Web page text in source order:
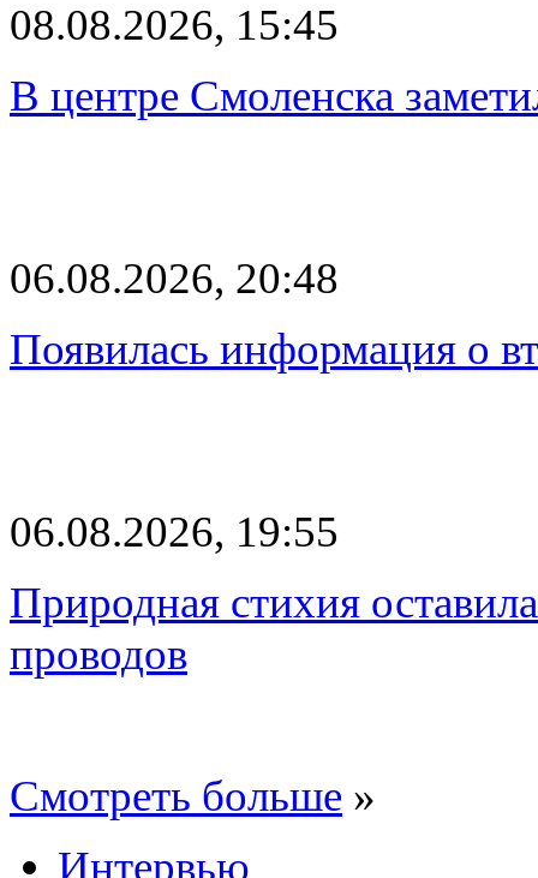
08.08.2026, 15:45
В центре Смоленска
06.08.2026, 20:48
Появилась информация о
06.08.2026, 19:55
Природная стихия
проводов
Смотреть больше »
Интервью